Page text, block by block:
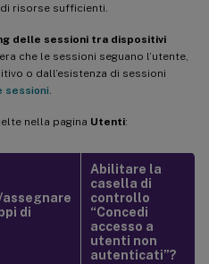
risorse sufficienti.
delle sessioni tra dispositivi
che le sessioni seguano l’utente,
o dall’esistenza di sessioni
sessioni.
nella pagina Utenti:
di
Abilitare la
casella di
controllo
“Concedi
accesso a
utenti non
autenticati”?